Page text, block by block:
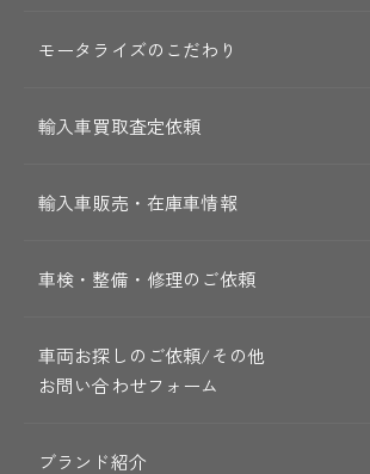
モータライズのこだわり
輸入車買取査定依頼
輸入車販売・在庫車情報
車検・整備・修理のご依頼
車両お探しのご依頼/その他
お問い合わせフォーム
ブランド紹介